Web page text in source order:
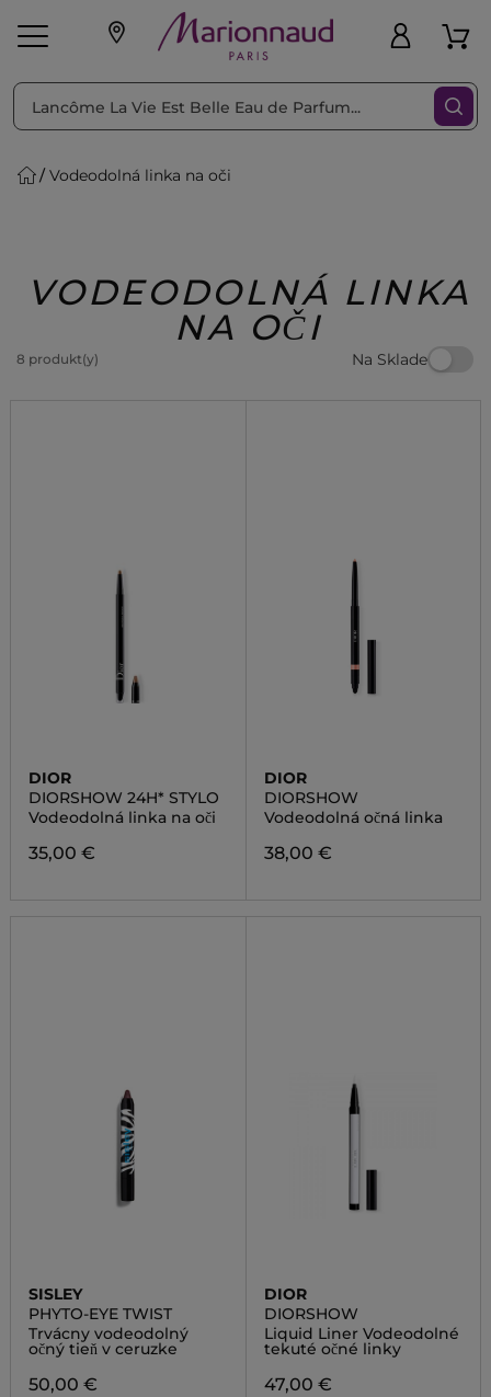
pleť Líčenie Vône
Beauty
Vodeodolná linka na oči
VODEODOLNÁ LINKA
NA OČI
8 produkt(y) Na Sklade
Triediť podľa Filtrovať
DIOR
DIORSHOW 24H* STYLO
Vodeodolná linka na oči
35,00 €
DIOR
DIORSHOW
Vodeodolná očná linka
38,00 €
SISLEY
PHYTO-EYE TWIST
Trvácny vodeodolný
očný tieň v ceruzke
50,00 €
DIOR
DIORSHOW
Liquid Liner Vodeodolné
tekuté očné linky
47,00 €